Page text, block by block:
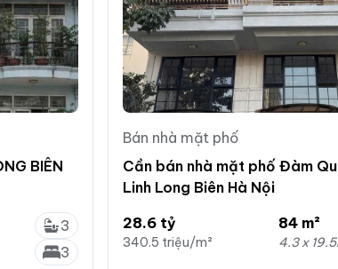
BIÊN
3
3
Bán nhà mặt phố
Cần bán nhà mặt phố Đàm
Linh Long Biên Hà Nội
28.6 tỷ
340.5 triệu/m²
84 m²
4.3 x